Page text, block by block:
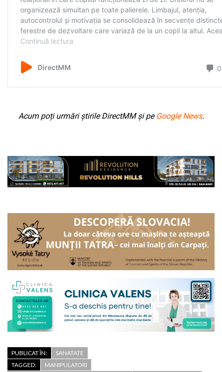
Acum poți urmări știrile DirectMM și pe Google News.
PUBLICAT ÎN:
SANATATE
TAGGED:
MANIPULATORI